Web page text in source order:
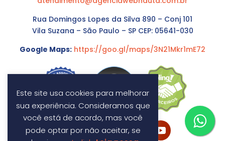
Rua Domingos Lopes da Silva 890 – Conj 101
Vila Suzana – São Paulo – SP CEP: 05641-030
Google Maps: https://goo.gl/maps/3N21Mkr1mE72
Este site usa cookies para melhorar
sua experiência. Consideramos que
você está de acordo, mas você
pode optar por não aceitar, se